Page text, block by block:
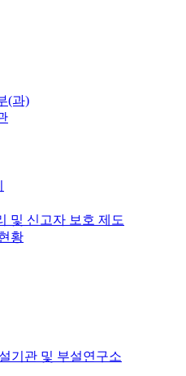
(과)
및 신고자 보호 제도
황
기관 및 부설연구소